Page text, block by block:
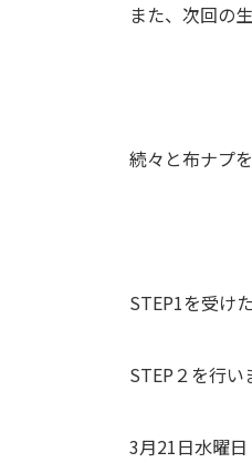
また、次回の
続々と布ナプ
STEP1を受け
STEP２を行い
3月21日水曜日